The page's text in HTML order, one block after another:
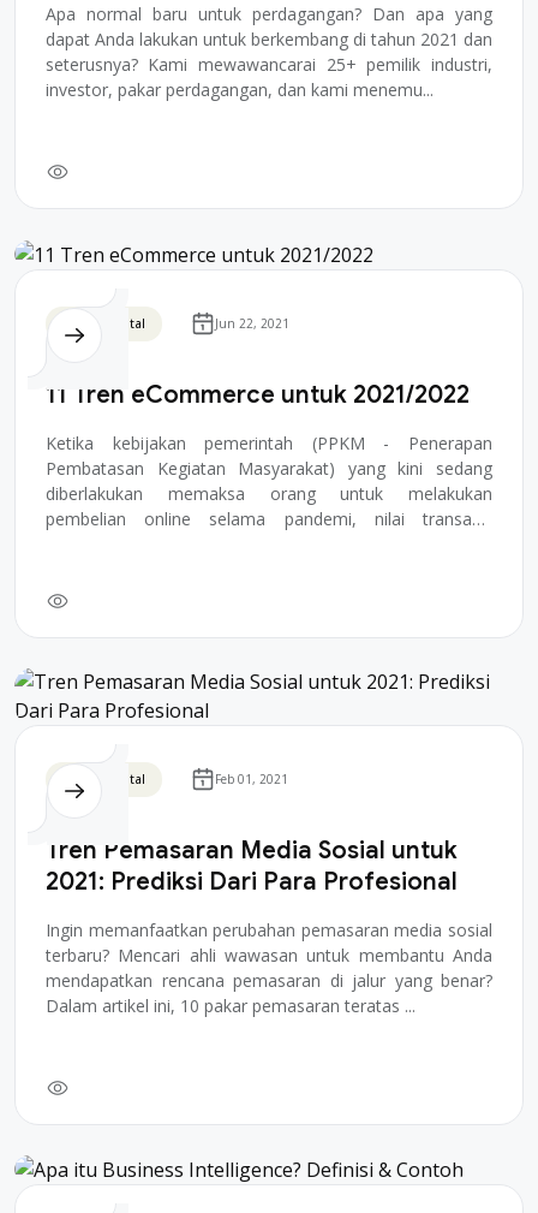
Apa normal baru untuk perdagangan? Dan apa yang
dapat Anda lakukan untuk berkembang di tahun 2021 dan
seterusnya? Kami mewawancarai 25+ pemilik industri,
investor, pakar perdagangan, dan kami menemu...
Bisnis Digital Jun 22, 2021
11 Tren eCommerce untuk 2021/2022
Ketika kebijakan pemerintah (PPKM - Penerapan
Pembatasan Kegiatan Masyarakat) yang kini sedang
diberlakukan memaksa orang untuk melakukan
pembelian online selama pandemi, nilai transaksi
Bisnis Digital Feb 01, 2021
Tren Pemasaran Media Sosial untuk
2021: Prediksi Dari Para Profesional
Ingin memanfaatkan perubahan pemasaran media sosial
terbaru? Mencari ahli wawasan untuk membantu Anda
mendapatkan rencana pemasaran di jalur yang benar?
Dalam artikel ini, 10 pakar pemasaran teratas ...